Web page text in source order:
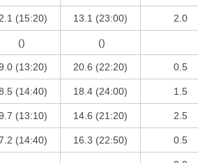
(15:20) 13.1 (23:00) 2.0
() ()
(13:20) 20.6 (22:20) 0.5
(14:40) 18.4 (24:00) 1.5
(13:10) 14.6 (21:20) 2.5
(14:40) 16.3 (22:50) 0.5